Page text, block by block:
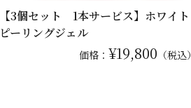
【3個セット 1本サービス】ホワイト
ピーリングジェル
価格： ¥19,800 （税込）